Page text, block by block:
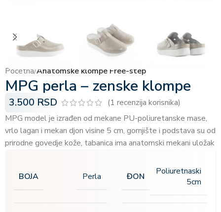
Početna Anatomske klompe Free-step
MPG perla – zenske klompe
3.500 RSD (1 recenzija korisnika)
MPG model je izrađen od mekane PU-poliuretanske mase,
vrlo lagan i mekan djon visine 5 cm, gornjište i podstava su od
prirodne govedje kože, tabanica ima anatomski mekani uložak
BOJA Perla ĐON
Poliuretnaski
5cm